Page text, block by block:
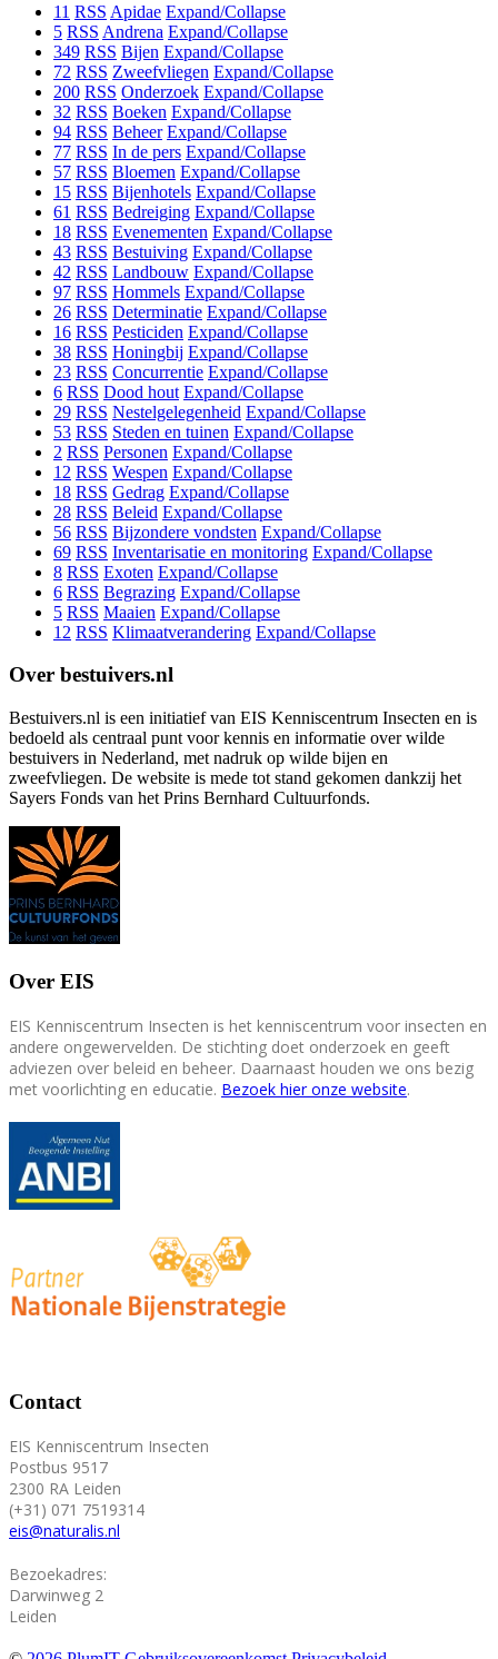
11 RSS Apidae Expand/Collapse
5 RSS Andrena Expand/Collapse
349 RSS Bijen Expand/Collapse
72 RSS Zweefvliegen Expand/Collapse
200 RSS Onderzoek Expand/Collapse
32 RSS Boeken Expand/Collapse
94 RSS Beheer Expand/Collapse
77 RSS In de pers Expand/Collapse
57 RSS Bloemen Expand/Collapse
15 RSS Bijenhotels Expand/Collapse
61 RSS Bedreiging Expand/Collapse
18 RSS Evenementen Expand/Collapse
43 RSS Bestuiving Expand/Collapse
42 RSS Landbouw Expand/Collapse
97 RSS Hommels Expand/Collapse
26 RSS Determinatie Expand/Collapse
16 RSS Pesticiden Expand/Collapse
38 RSS Honingbij Expand/Collapse
23 RSS Concurrentie Expand/Collapse
6 RSS Dood hout Expand/Collapse
29 RSS Nestelgelegenheid Expand/Collapse
53 RSS Steden en tuinen Expand/Collapse
2 RSS Personen Expand/Collapse
12 RSS Wespen Expand/Collapse
18 RSS Gedrag Expand/Collapse
28 RSS Beleid Expand/Collapse
56 RSS Bijzondere vondsten Expand/Collapse
69 RSS Inventarisatie en monitoring Expand/Collapse
8 RSS Exoten Expand/Collapse
6 RSS Begrazing Expand/Collapse
5 RSS Maaien Expand/Collapse
12 RSS Klimaatverandering Expand/Collapse
Over bestuivers.nl
Bestuivers.nl is een initiatief van EIS Kenniscentrum Insecten en is
bedoeld als centraal punt voor kennis en informatie over wilde
bestuivers in Nederland, met nadruk op wilde bijen en
zweefvliegen. De website is mede tot stand gekomen dankzij het
Sayers Fonds van het Prins Bernhard Cultuurfonds.
Over EIS
EIS Kenniscentrum Insecten is het kenniscentrum voor insecten en
andere ongewervelden. De stichting doet onderzoek en geeft
adviezen over beleid en beheer. Daarnaast houden we ons bezig
met voorlichting en educatie. Bezoek hier onze website.
Contact
EIS Kenniscentrum Insecten
Postbus 9517
2300 RA Leiden
(+31) 071 7519314
eis@naturalis.nl
Bezoekadres:
Darwinweg 2
Leiden